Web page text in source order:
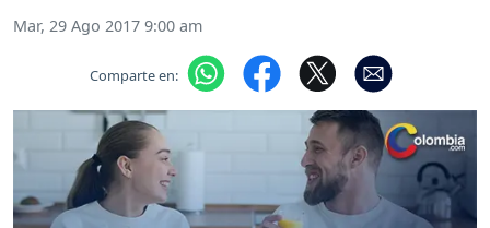
Mar, 29 Ago 2017 9:00 am
Comparte en: